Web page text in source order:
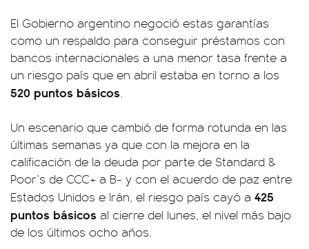
El Gobierno argentino negoció estas garantías
como un respaldo para conseguir préstamos con
bancos internacionales a una menor tasa frente a
un riesgo país que en abril estaba en torno a los
520 puntos básicos.
Un escenario que cambió de forma rotunda en las
últimas semanas ya que con la mejora en la
calificación de la deuda por parte de Standard &
Poor’s de CCC+ a B- y con el acuerdo de paz entre
Estados Unidos e Irán, el riesgo país cayó a 425
puntos básicos al cierre del lunes, el nivel más bajo
de los últimos ocho años.